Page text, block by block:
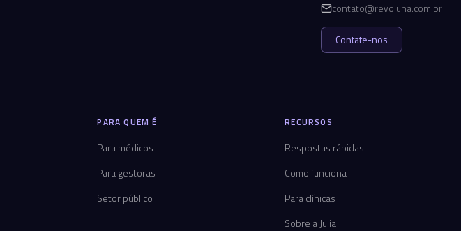
contato@revoluna.com.br
Contate-nos
PARA QUEM É
Para médicos
Para gestoras
Setor público
RECURSOS
Respostas rápidas
Como funciona
Para clínicas
Sobre a Julia